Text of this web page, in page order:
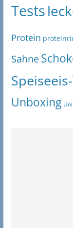
Tests
Protein
Sahne
Unboxing